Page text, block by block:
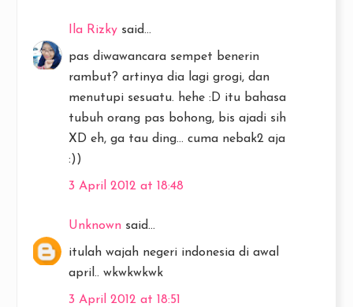
Ila Rizky said...
pas diwawancara sempet benerin
rambut? artinya dia lagi grogi, dan
menutupi sesuatu. hehe :D itu bahasa
tubuh orang pas bohong, bis ajadi sih
XD eh, ga tau ding... cuma nebak2 aja
:))
3 April 2012 at 18:48
Unknown said...
itulah wajah negeri indonesia di awal
april.. wkwkwkwk
3 April 2012 at 18:51